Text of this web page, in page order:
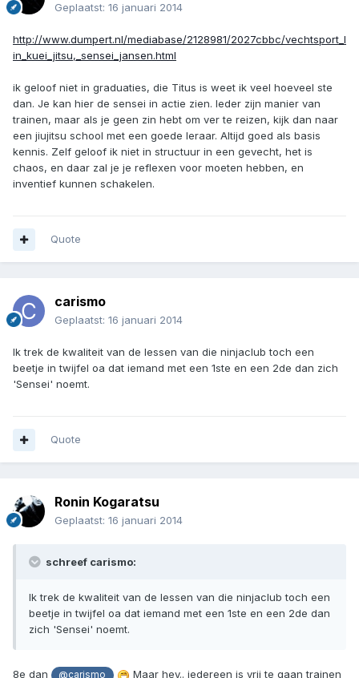
Geplaatst: 16 januari 2014
http://www.dumpert.nl/mediabase/2128981/2027cbbc/vechtsport_l
in_kuei_jitsu,_sensei_jansen.html
ik geloof niet in graduaties, die Titus is weet ik veel hoeveel ste
dan. Je kan hier de sensei in actie zien. Ieder zijn manier van
trainen, maar als je geen zin hebt om ver te reizen, kijk dan naar
een jiujitsu school met een goede leraar. Altijd goed als basis
kennis. Zelf geloof ik niet in structuur in een gevecht, het is
chaos, en daar zal je je reflexen voor moeten hebben, en
inventief kunnen schakelen.
Quote
carismo
Geplaatst: 16 januari 2014
Ik trek de kwaliteit van de lessen van die ninjaclub toch een
beetje in twijfel oa dat iemand met een 1ste en een 2de dan zich
'Sensei' noemt.
Quote
Ronin Kogaratsu
Geplaatst: 16 januari 2014
schreef carismo:
Ik trek de kwaliteit van de lessen van die ninjaclub toch een
beetje in twijfel oa dat iemand met een 1ste en een 2de dan
zich 'Sensei' noemt.
8e dan @carismo Maar hey.. iedereen is vrij te gaan trainen